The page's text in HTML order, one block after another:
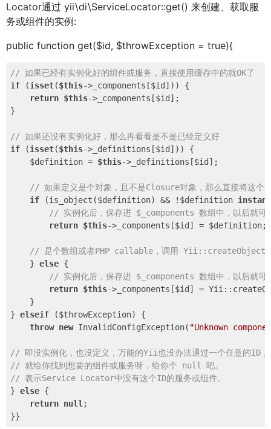
Locator通过 yii\di\ServiceLocator::get() 来创建、获取服
务或组件的实例:
public function get($id, $throwException = true){
// 如果已经有实例化好的组件或服务，直接使用缓存中的就OK了
if (isset($this->_components[$id])) {
return $this->_components[$id];
}
// 如果还没有实例化好，那么再看看是不是已经定义好
if (isset($this->_definitions[$id])) {
    $definition =
$this->_definitions[$id];
// 如果定义是个对象，且不是Closure对象，那么直接将这个
if (is_object($definition) && !$definition
// 实例化后，保存进 $_components 数组中，以后就可
return $this->_components[$id] = $definition;
// 是个数组或者PHP callable，调用 Yii::createObject()
    }
else {
// 实例化后，保存进 $_components 数组中，以后就可
return $this->_components[$id] =
    }
} elseif ($throwException) {
throw new InvalidConfigException( "Unknown
// 即没实例化，也没定义，万能的Yii也没办法通过一个任意的ID，
// 就给你找到想要的组件或服务呀，给你个 null 吧。
// 表示Service Locator中没有这个ID的服务或组件。
} else {
return null ;